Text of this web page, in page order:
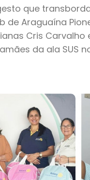
gesto que
de Araguaína
Cris Carvalho
da ala SUS